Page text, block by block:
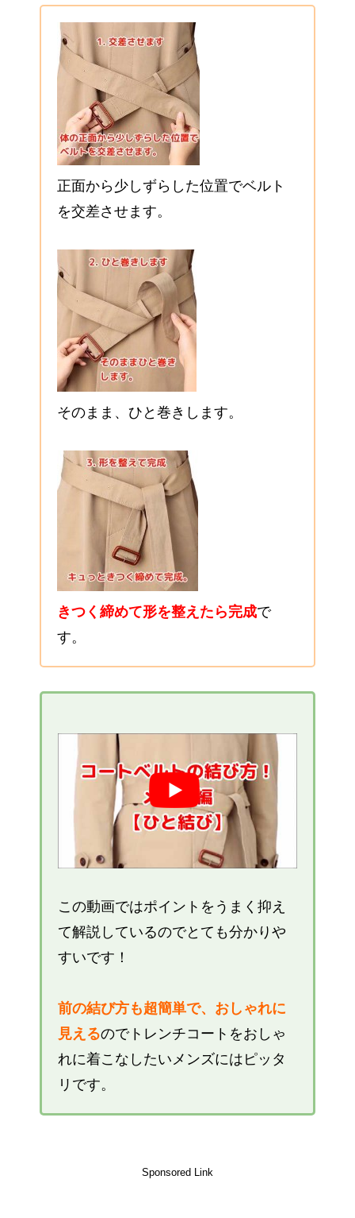
正面から少しずらした位置でベルト
を交差させます。
そのまま、ひと巻きします。
きつく締めて形を整えたら完成で
す。
この動画ではポイントをうまく抑え
て解説しているのでとても分かりや
すいです！
前の結び方も超簡単で、おしゃれに
見えるのでトレンチコートをおしゃ
れに着こなしたいメンズにはピッタ
リです。
Sponsored Link